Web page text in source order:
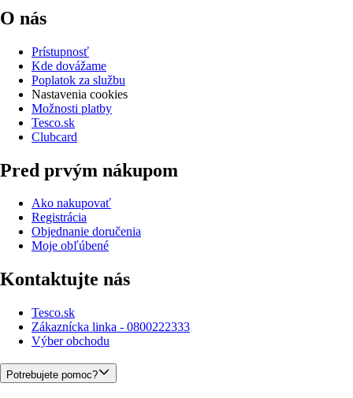
O nás
Prístupnosť
Kde dovážame
Poplatok za službu
Nastavenia cookies
Možnosti platby
Tesco.sk
Clubcard
Pred prvým nákupom
Ako nakupovať
Registrácia
Objednanie doručenia
Moje obľúbené
Kontaktujte nás
Tesco.sk
Zákaznícka linka - 0800222333
Výber obchodu
Potrebujete pomoc?